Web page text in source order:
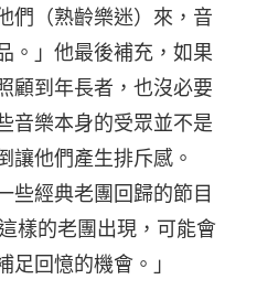
們（熟齡樂迷）來，音
。」他最後補充，如果
顧到年長者，也沒必要
音樂本身的受眾並不是
讓他們產生排斥感。
些經典老團回歸的節目
樣的老團出現，可能會
回憶的機會。」